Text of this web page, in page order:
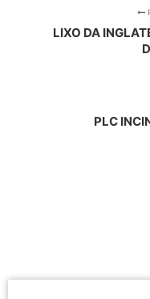
LIXO DA
PLC